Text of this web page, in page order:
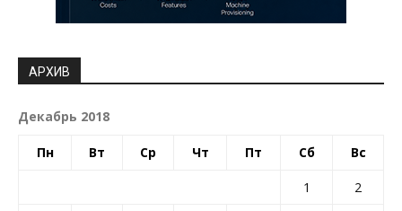
АРХИВ
Декабрь 2018
Пн Вт Ср Чт Пт Сб Вс
1
2